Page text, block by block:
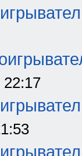
22:17